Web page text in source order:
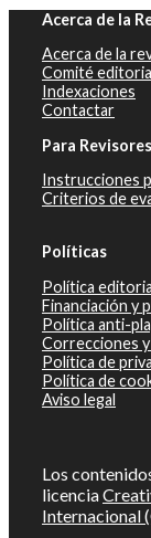
Acerca de la
Acerca de la
Comité
Indexaciones
Contactar
Para Revisores
Instrucciones
Criterios de
Políticas
Política
Financiación y
Política anti-
Correcciones
Política de
Política de
Aviso legal
Los
licencia
Internacional